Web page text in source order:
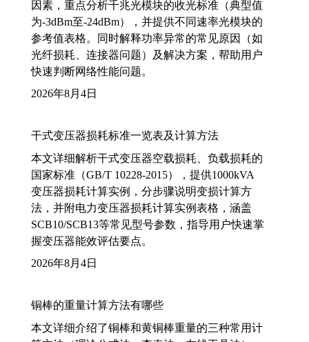
因素，重点分析千兆光模块的收光标准（典型值
为-3dBm至-24dBm），并提供不同速率光模块的
参考值表格。同时解释功率异常的常见原因（如
光纤损耗、连接器问题）及解决方案，帮助用户
快速判断网络性能问题。
2026年8月4日
干式变压器损耗标准一览表及计算方法
本文详细解析干式变压器空载损耗、负载损耗的
国家标准（GB/T 10228-2015），提供1000kVA
变压器损耗计算实例，分步骤说明变损计算方
法，并附电力变压器损耗计算实例表格，涵盖
SCB10/SCB13等常见型号参数，指导用户快速掌
握变压器能效评估要点。
2026年8月4日
铜棒的重量计算方法有哪些
本文详细介绍了铜棒和黄铜棒重量的三种常用计